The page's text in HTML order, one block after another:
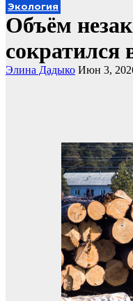
Экология
Объём
сократился
Элина Дадыко Июн 3,